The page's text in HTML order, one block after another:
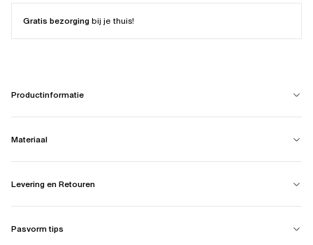
Gratis bezorgingbij je thuis!
Productinformatie
Materiaal
Levering en Retouren
Pasvorm tips